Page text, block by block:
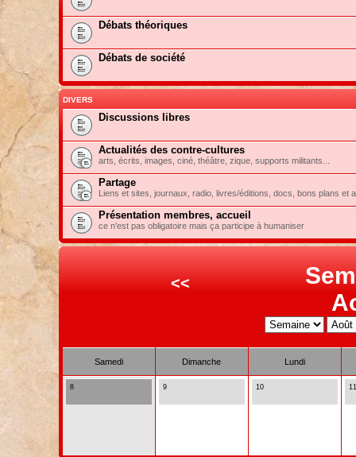
Débats théoriques
Débats de société
DIVERS
Discussions libres
Actualités des contre-cultures
arts, écrits, images, ciné, théâtre, zique, supports militants...
Partage
Liens et sites, journaux, radio, livres/éditions, docs, bons plans et
Présentation membres, accueil
ce n'est pas obligatoire mais ça participe à humaniser
<<
Samedi Dimanche Lundi
8 9 10 11